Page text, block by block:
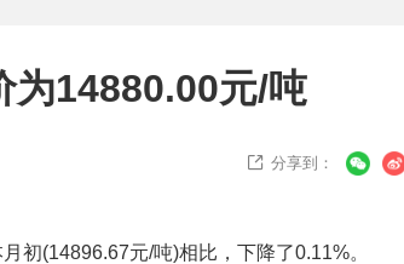
为14880.00元/吨
 分享到：
初(14896.67元/吨)相比，下降了0.11%。